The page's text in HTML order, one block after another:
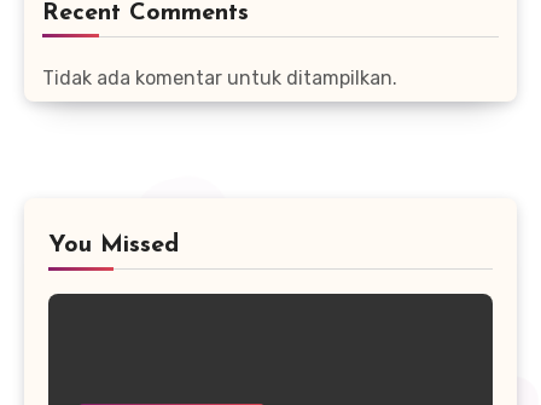
Recent Comments
Tidak ada komentar untuk ditampilkan.
You Missed